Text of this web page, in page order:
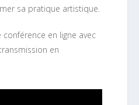
sa pratique artistique.
en ligne avec
en